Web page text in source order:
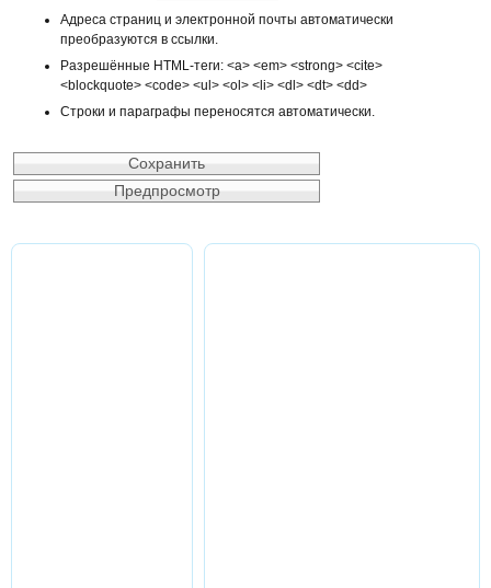
Адреса страниц и электронной почты автоматически
преобразуются в ссылки.
Разрешённые HTML-теги: <a> <em> <strong> <cite>
<blockquote> <code> <ul> <ol> <li> <dl> <dt> <dd>
Строки и параграфы переносятся автоматически.